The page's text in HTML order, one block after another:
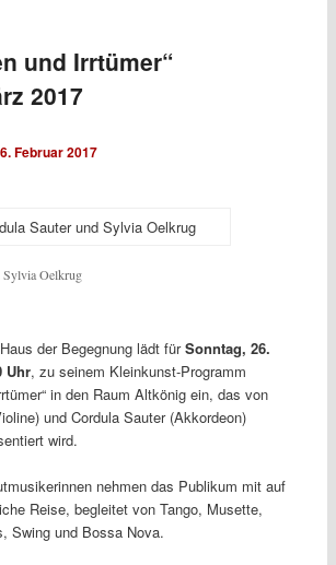
und Irrtümer“
2017
Februar 2017
Sylvia Oelkrug
der Begegnung lädt fürSonntag, 26.
Uhr, zu seinem Kleinkunst-Programm
in den Raum Altkönig ein, das von
und Cordula Sauter (Akkordeon)
wird.
nehmen das Publikum mit auf
Reise, begleitet von Tango, Musette,
Swing und Bossa Nova.